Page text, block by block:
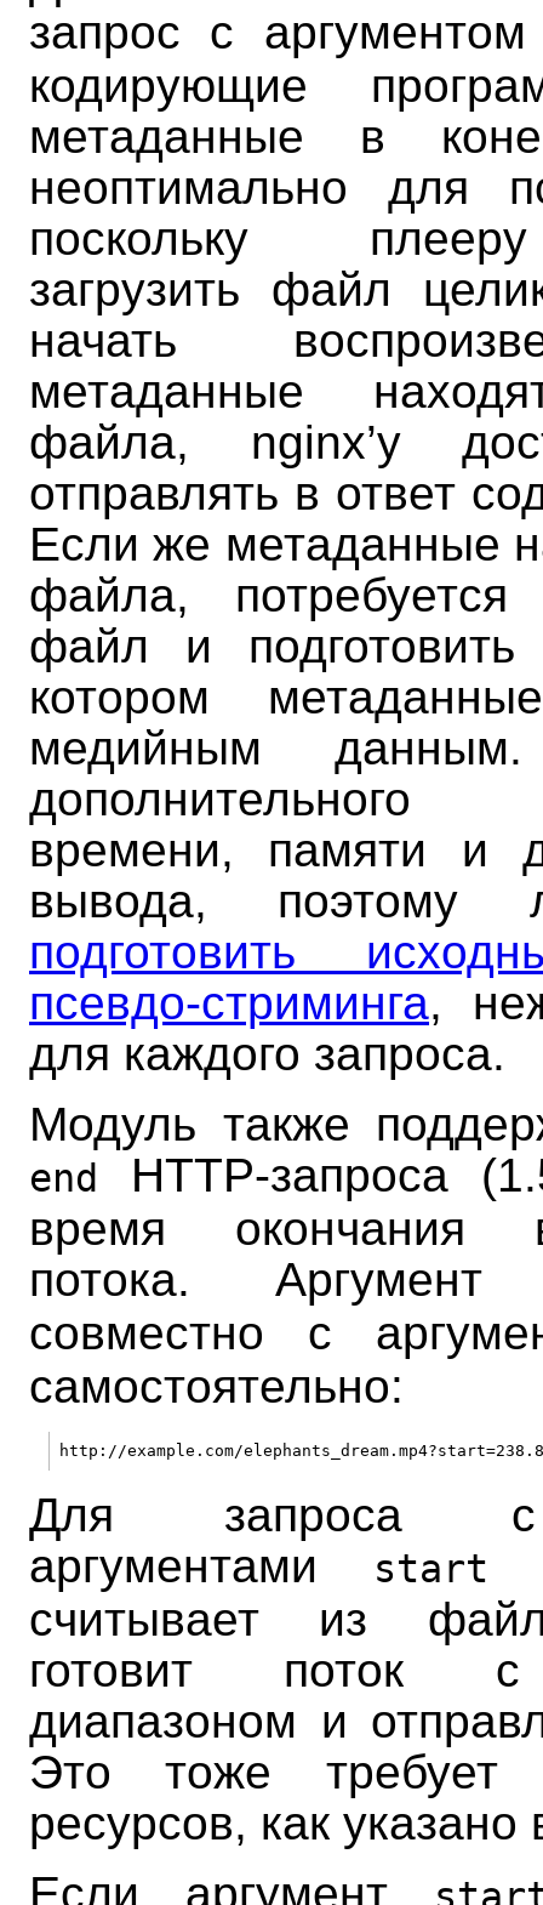
запрос с
кодирующие
метаданные в
неоптимально для
поскольку
загрузить файл
начать
метаданные
файла, nginx’у
отправлять в ответ
Если же метаданные
файла, потребуется
файл и
котором
медийным
дополнительного
времени, памяти и
вывода, поэтому
подготовить
псевдо-стриминга,
для каждого запроса.
Модуль также
end
HTTP-запроса
время окончания
потока.
совместно с
самостоятельно:
Для запроса с
аргументами
start
считывает из
готовит поток с
диапазоном и
Это тоже требует
ресурсов, как
Если аргумент